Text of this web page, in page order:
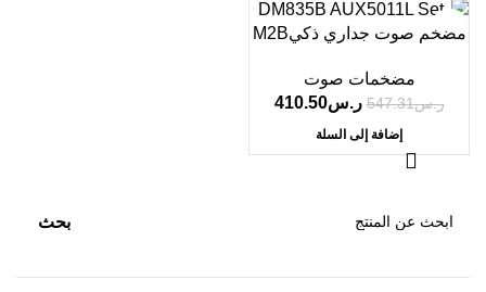
بحث
-25%
مضخم صوت جداري ذكيM2B
مضخمات صوت
ر.س547.31 ر.س410.50
إضافة إلى السلة